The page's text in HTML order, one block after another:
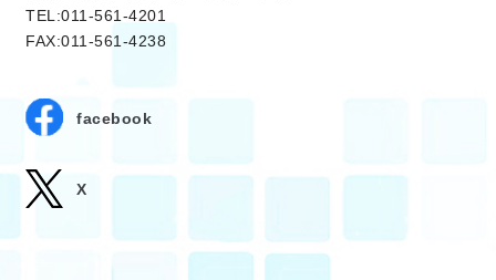
TEL:011-561-4201
FAX:011-561-4238
facebook
X